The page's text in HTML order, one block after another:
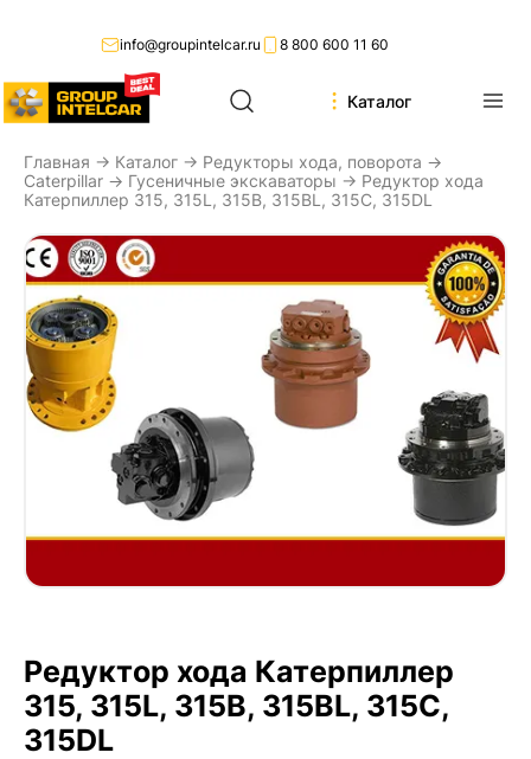
8 800 600 11 60
info@groupintelcar.ru
Каталог
Главная → Каталог → Редукторы хода, поворота →
Caterpillar → Гусеничные экскаваторы → Редуктор хода
Катерпиллер 315, 315L, 315B, 315BL, 315C, 315DL
Редуктор хода Катерпиллер
315, 315L, 315B, 315BL, 315C,
315DL